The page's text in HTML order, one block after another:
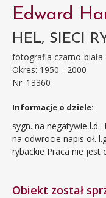
Edward
HEL, SIECI
fotografia czarno-
Okres: 1950 - 2000
Nr: 13360
Informacje o dziele:
sygn. na negatywie l.d.:
na odwrocie napis oł.
rybackie Praca nie jest
Obiekt został